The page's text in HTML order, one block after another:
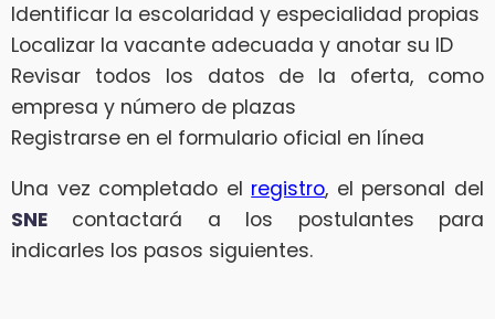
Identificar la escolaridad y especialidad propias
Localizar la vacante adecuada y anotar su ID
Revisar todos los datos de la oferta, como
empresa y número de plazas
Registrarse en el formulario oficial en línea
Una vez completado el registro, el personal del
SNE contactará a los postulantes para
indicarles los pasos siguientes.